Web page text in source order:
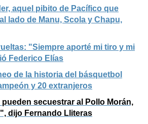
aquel pibito de Pacífico que
lado de Manu, Scola y Chapu,
"Siempre aporté mi tiro y mi
Federico Elías
de la historia del básquetbol
y 20 extranjeros
secuestrar al Pollo Morán,
dijo Fernando Lliteras